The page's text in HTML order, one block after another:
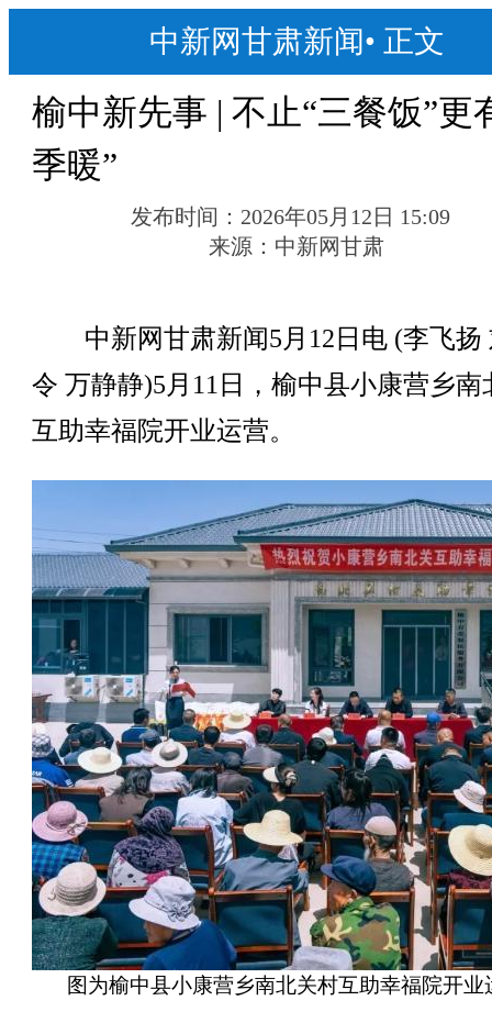
中新网甘肃新闻• 正文
榆中新先事 | 不止“三餐饭”更
季暖”
发布时间： 2026年05月12日 15:09
来源： 中新网甘肃
中新网甘肃新闻5月12日电 (李飞扬
令 万静静)5月11日，榆中县小康营乡南
互助幸福院开业运营。
图为榆中县小康营乡南北关村互助幸福院开业